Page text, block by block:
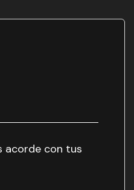
acorde con tus